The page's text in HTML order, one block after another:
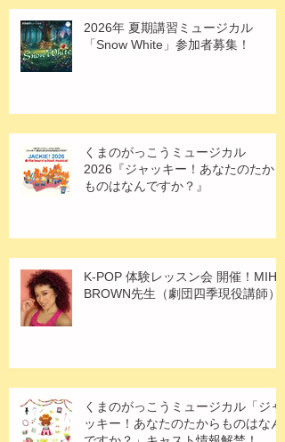
2026年 夏期講習ミュージカル
「Snow White」参加者募集！
くまのがっこうミュージカル
2026『ジャッキー！あなたのたから
ものはなんですか？』
K-POP 体験レッスン会 開催！MIHO
BROWN先生（劇団四季現役講師）
くまのがっこうミュージカル「ジャ
ッキー！あなたのたからものはなん